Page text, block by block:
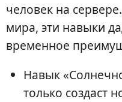
человек на
мира, эти навыки
временное
Навык
только создаст